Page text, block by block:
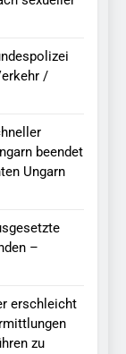
/
beendet
Ungarn
–
erschleicht
zu